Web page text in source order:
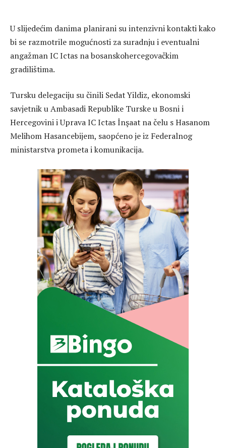
U slijedećim danima planirani su intenzivni kontakti kako
bi se razmotrile mogućnosti za suradnju i eventualni
angažman IC Ictas na bosanskohercegovačkim
gradilištima.
Tursku delegaciju su činili Sedat Yildiz, ekonomski
savjetnik u Ambasadi Republike Turske u Bosni i
Hercegovini i Uprava IC Ictas İnşaat na čelu s Hasanom
Melihom Hasancebijem, saopćeno je iz Federalnog
ministarstva prometa i komunikacija.